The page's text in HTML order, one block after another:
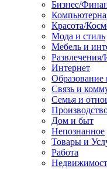
Бизнес/
Красота/
Мода и стиль
Мебель и
Интернет
Образование
Связь и
Семья и
Дом и быт
Непознанное
Товары и
Работа